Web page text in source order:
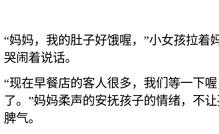
“妈妈，我的肚子好饿喔，”小女孩拉着
哭闹着说话。
“现在早餐店的客人很多，我们等一下
了。”妈妈柔声的安抚孩子的情绪，不
脾气。